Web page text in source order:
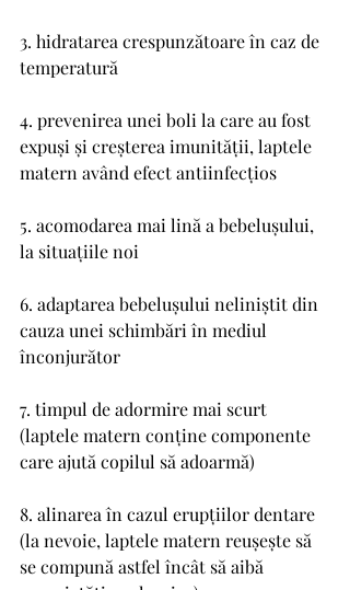
3. hidratarea crespunzătoare în caz de
temperatură
4. prevenirea unei boli la care au fost
expuși și creșterea imunității, laptele
matern având efect antiinfecțios
5. acomodarea mai lină a bebelușului,
la situațiile noi
6. adaptarea bebelușului neliniștit din
cauza unei schimbări în mediul
înconjurător
7. timpul de adormire mai scurt
(laptele matern conține componente
care ajută copilul să adoarmă)
8. alinarea în cazul erupțiilor dentare
(la nevoie, laptele matern reușește să
se compună astfel încât să aibă